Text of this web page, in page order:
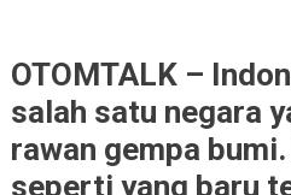
OTOMTALK –
salah satu negara
rawan gempa
seperti yang baru